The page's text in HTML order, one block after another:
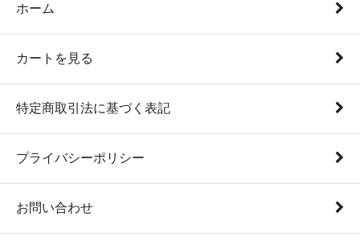
ホーム
カートを見る
特定商取引法に基づく表記
プライバシーポリシー
お問い合わせ